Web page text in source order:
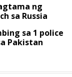
ng
sa Russia
sa 1 police
Pakistan